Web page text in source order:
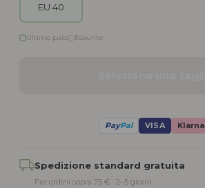
EU 40
Ultimo paio Esaurito
PayPal VISA Klarna
Spedizione standard gratuita
Per ordini sopra 75 € · 2–5 giorni